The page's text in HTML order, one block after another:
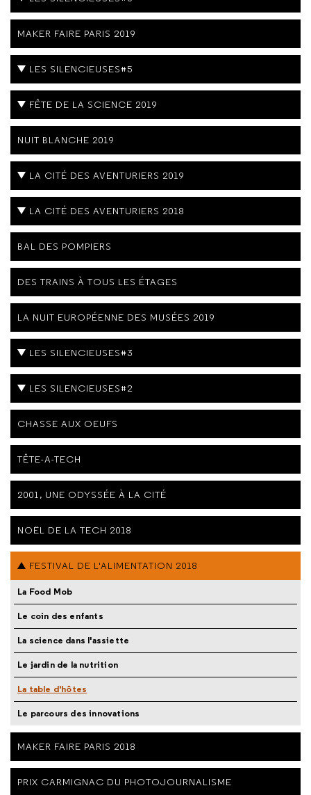
MAKER FAIRE PARIS 2019
LES SILENCIEUSES#5
FÊTE DE LA SCIENCE 2019
NUIT BLANCHE 2019
LA CITÉ DES AVENTURIERS 2019
LA CITÉ DES AVENTURIERS 2018
BAL DES POMPIERS
DES TRAINS À TOUS LES ÉTAGES
LA NUIT EUROPÉENNE DES MUSÉES 2019
LES SILENCIEUSES#3
LES SILENCIEUSES#2
CHASSE AUX OEUFS
TÊTE-A-TECH
2001, UNE ODYSSÉE À LA CITÉ
NOËL DE LA TECH 2018
FESTIVAL DE L'ALIMENTATION 2018
La Food Mob
Le coin des enfants
La science dans l'assiette
Le jardin de la nutrition
La table d'hôtes
Le parcours des innovations
MAKER FAIRE PARIS 2018
PRIX CARMIGNAC DU PHOTOJOURNALISME